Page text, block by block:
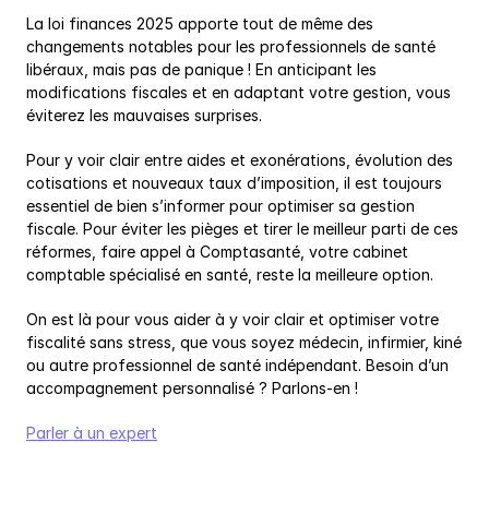
La loi finances 2025 apporte tout de même des
changements notables pour les professionnels de santé
libéraux, mais pas de panique ! En anticipant les
modifications fiscales et en adaptant votre gestion, vous
éviterez les mauvaises surprises.
Pour y voir clair entre aides et exonérations, évolution des
cotisations et nouveaux taux d’imposition, il est toujours
essentiel de bien s’informer pour optimiser sa gestion
fiscale. Pour éviter les pièges et tirer le meilleur parti de ces
réformes, faire appel à Comptasanté, votre cabinet
comptable spécialisé en santé, reste la meilleure option.
On est là pour vous aider à y voir clair et optimiser votre
fiscalité sans stress, que vous soyez médecin, infirmier, kiné
ou autre professionnel de santé indépendant. Besoin d’un
accompagnement personnalisé ? Parlons-en !
Parler à un expert